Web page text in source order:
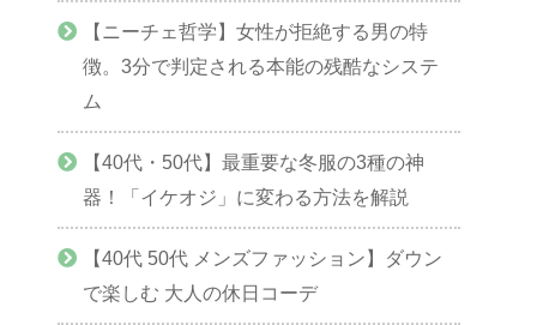
【ニーチェ哲学】女性が拒絶する男の特
徴。3分で判定される本能の残酷なシステ
ム
【40代・50代】最重要な冬服の3種の神
器！「イケオジ」に変わる方法を解説
【40代 50代 メンズファッション】ダウン
で楽しむ 大人の休日コーデ